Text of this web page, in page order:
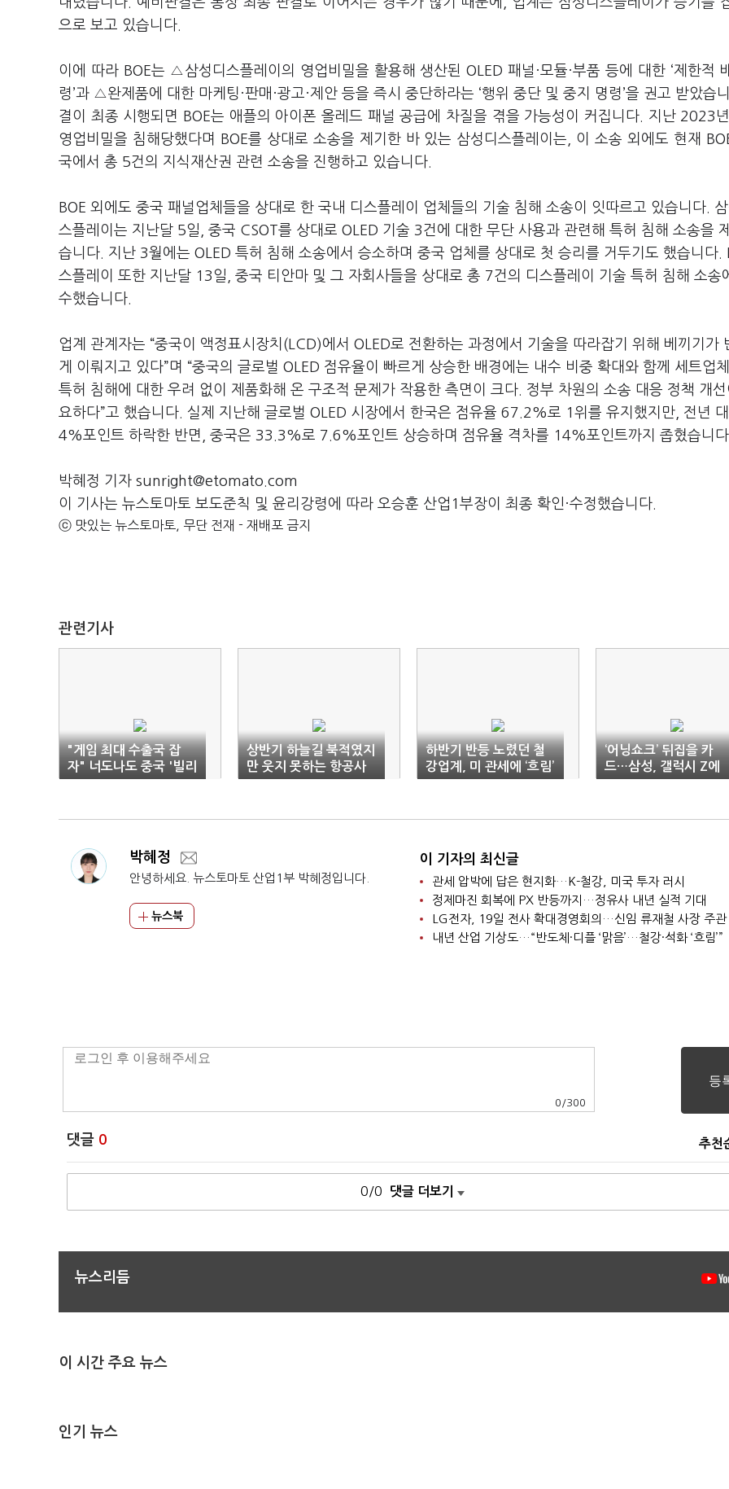
으로 보고 있습니다.
이에 따라 BOE는 △삼성디스플레이의 영업비밀을 활용해 생산된 OLED 패널·모듈·부품 등에 대한 ‘제한적
령’과 △완제품에 대한 마케팅·판매·광고·제안 등을 즉시 중단하라는 ‘행위 중단 및 중지 명령’을 권고 받았습
결이 최종 시행되면 BOE는 애플의 아이폰 올레드 패널 공급에 차질을 겪을 가능성이 커집니다. 지난 2023
영업비밀을 침해당했다며 BOE를 상대로 소송을 제기한 바 있는 삼성디스플레이는, 이 소송 외에도 현재
국에서 총 5건의 지식재산권 관련 소송을 진행하고 있습니다.
BOE 외에도 중국 패널업체들을 상대로 한 국내 디스플레이 업체들의 기술 침해 소송이 잇따르고 있습니다.
스플레이는 지난달 5일, 중국 CSOT를 상대로 OLED 기술 3건에 대한 무단 사용과 관련해 특허 침해 소송을
습니다. 지난 3월에는 OLED 특허 침해 소송에서 승소하며 중국 업체를 상대로 첫 승리를 거두기도 했습니다.
스플레이 또한 지난달 13일, 중국 티안마 및 그 자회사들을 상대로 총 7건의 디스플레이 기술 특허 침해 소송
수했습니다.
업계 관계자는 “중국이 액정표시장치(LCD)에서 OLED로 전환하는 과정에서 기술을 따라잡기 위해 베끼기가
게 이뤄지고 있다”며 “중국의 글로벌 OLED 점유율이 빠르게 상승한 배경에는 내수 비중 확대와 함께 세트업
특허 침해에 대한 우려 없이 제품화해 온 구조적 문제가 작용한 측면이 크다. 정부 차원의 소송 대응 정책 개
요하다”고 했습니다. 실제 지난해 글로벌 OLED 시장에서 한국은 점유율 67.2%로 1위를 유지했지만, 전년
4%포인트 하락한 반면, 중국은 33.3%로 7.6%포인트 상승하며 점유율 격차를 14%포인트까지 좁혔습니
박혜정 기자 sunright@etomato.com
이 기사는 뉴스토마토 보도준칙 및 윤리강령에 따라 오승훈 산업1부장이 최종 확인·수정했습니다.
ⓒ 맛있는 뉴스토마토, 무단 전재 - 재배포 금지
관련기사
"게임 최대 수출국 잡
자" 너도나도 중국 '빌리
빌리'행
상반기 하늘길 북적였지
만 웃지 못하는 항공사
들
하반기 반등 노렸던 철
강업계, 미 관세에 ‘흐림’
‘어닝쇼크’ 뒤집을 카
드…삼성, 갤럭시 Z에
계열사 기술 총집결
박혜정
안녕하세요. 뉴스토마토 산업1부 박혜정입니다.
뉴스북
이 기자의 최신글
관세 압박에 답은 현지화…K-철강, 미국 투자 러시
정제마진 회복에 PX 반등까지…정유사 내년 실적 기대
LG전자, 19일 전사 확대경영회의…신임 류재철 사장 주관
내년 산업 기상도…“반도체·디플 ‘맑음’…철강·석화 ‘흐림’”
0 /300
댓글 0 추천
0/0 댓글 더보기
뉴스리듬
이 시간 주요 뉴스
인기 뉴스